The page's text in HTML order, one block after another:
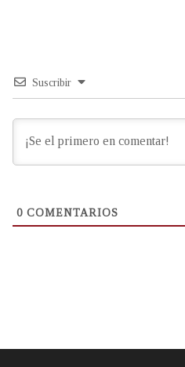
Suscribir
0 COMENTARIOS